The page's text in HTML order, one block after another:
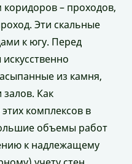
– проходов,
Эти скальные
к югу. Перед
из камня,
Как
комплексов в
объемы работ
к надлежащему